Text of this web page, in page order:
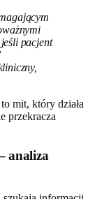
pacjent
mit, który działa
przekracza
analiza